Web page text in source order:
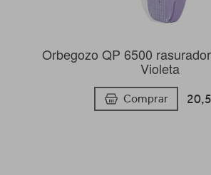
Orbegozo QP 6500
Violeta
Comprar